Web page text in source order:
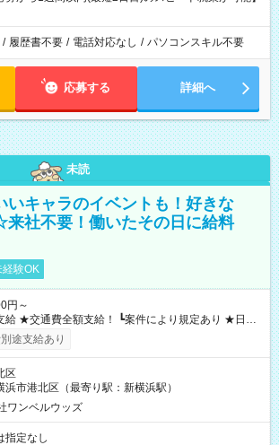
/ 履歴書不要 / 電話対応なし / パソコンスキル不要
応募する 詳細へ
未読
いキャラのイベントも！好きな
社不要！働いたその日に給料
経験OK
円～
定あり ★日払
規定あり） ┗働いたその日に現金GET♪ お仕事後はコ
ら 日払い分を引き落とせます！ 【試用期間】試
途支給あり
区
浜市港北区（最寄り駅：新横浜駅）
ワンベルウッズ
指定なし